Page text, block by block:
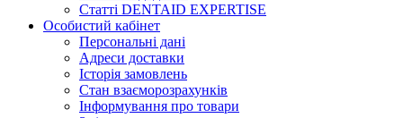
Статті DENTAID EXPERTISE
Особистий кабінет
Персональні дані
Адреси доставки
Історія замовлень
Стан взаєморозрахунків
Інформування про товари